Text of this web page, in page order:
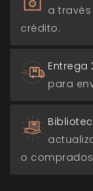
a
crédito.
Entrega
para
o